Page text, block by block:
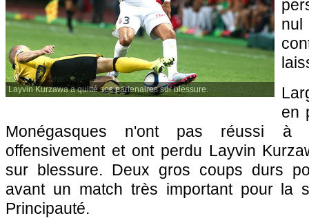
Layvin Kurzawa a quitté ses partenaires sur blessure.
en
Monégasques n'ont pas réussi à
offensivement et ont perdu Layvin
sur blessure. Deux gros coups durs
avant un match très important pour la
Principauté.